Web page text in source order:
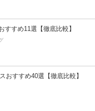
すすめ11選【徹底比較】
おすすめ40選【徹底比較】